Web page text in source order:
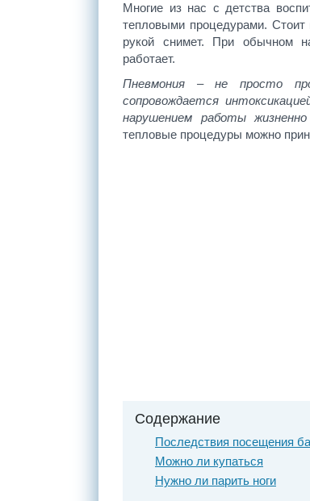
Многие из нас с детства
тепловыми процедурами. Стоит
рукой снимет. При обычном
работает.
Пневмония – не просто
сопровождается
нарушением работы
тепловые процедуры можно
Содержание
Последствия посещения
Можно ли купаться
Нужно ли парить ноги